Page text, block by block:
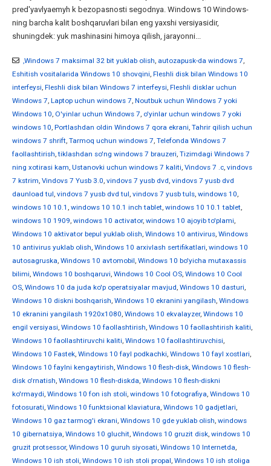
pred'yavlyaemyh k bezopasnosti segodnya. Windows 10 Windows-
ning barcha kalit boshqaruvlari bilan eng yaxshi versiyasidir,
shuningdek: yuk mashinasini himoya qilish, jarayonni...
,Windows 7 maksimal 32 bit yuklab olish, autozapusk-da windows 7,
Eshitish vositalarida Windows 10 shovqini, Fleshli disk bilan Windows 10
interfeysi, Fleshli disk bilan Windows 7 interfeysi, Fleshli disklar uchun
Windows 7, Laptop uchun windows 7, Noutbuk uchun Windows 7 yoki
Windows 10, O'yinlar uchun Windows 7, o'yinlar uchun windows 7 yoki
windows 10, Portlashdan oldin Windows 7 qora ekrani, Tahrir qilish uchun
windows 7 shrift, Tarmoq uchun windows 7, Telefonda Windows 7
faollashtirish,tiklashdan so'ng windows 7 brauzeri, Tizimdagi Windows 7
ning xotirasi kam, Ustanovki uchun windows 7 kaliti, Vindovs 7 .c, vindovs
7 kstrim, Vindovs 7 Yusb 3.0, vindovs 7 yusb dvd, vindovs 7 yusb dvd
daunload tul, vindovs 7 yusb dvd tul, vindovs 7 yusb tuls, windows 10,
windows 10 10.1 , windows 10 10.1 inch tablet, windows 10 10.1 tablet,
windows 10 1909, windows 10 activator, windows 10 ajoyib to'plami,
Windows 10 aktivator bepul yuklab olish, Windows 10 antivirus, Windows
10 antivirus yuklab olish, Windows 10 arxivlash sertifikatlari, windows 10
autosagruska, Windows 10 avtomobil, Windows 10 bo'yicha mutaxassis
bilimi, Windows 10 boshqaruvi, Windows 10 Cool OS, Windows 10 Cool
OS, Windows 10 da juda ko'p operatsiyalar mavjud, Windows 10 dasturi,
Windows 10 diskni boshqarish, Windows 10 ekranini yangilash, Windows
10 ekranini yangilash 1920x1080, Windows 10 ekvalayzer, Windows 10
engil versiyasi, Windows 10 faollashtirish, Windows 10 faollashtirish kaliti,
Windows 10 faollashtiruvchi kaliti, Windows 10 faollashtiruvchisi,
Windows 10 Fastek, Windows 10 fayl podkachki, Windows 10 fayl xostlari,
Windows 10 faylni kengaytirish, Windows 10 flesh-disk, Windows 10 flesh-
disk o'rnatish, Windows 10 flesh-diskda, Windows 10 flesh-diskni
ko'rmaydi, Windows 10 fon ish stoli, windows 10 fotografiya, Windows 10
fotosurati, Windows 10 funktsional klaviatura, Windows 10 gadjetlari,
Windows 10 gaz tarmog'i ekrani, Windows 10 gde yuklab olish, windows
10 gibernatsiya, Windows 10 gluchit, Windows 10 gruzit disk, windows 10
gruzit protsessor, Windows 10 guruh siyosati, Windows 10 Internetda,
Windows 10 ish stoli, Windows 10 ish stoli propal, Windows 10 ish stoliga